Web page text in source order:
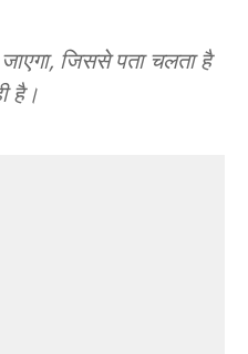
जिससे पता चलता है
है।